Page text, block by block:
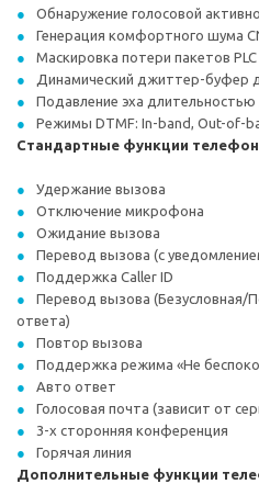
Обнаружение голосовой
Генерация комфортного шума
Маскировка потери пакетов PLC
Динамический джиттер-буфер
Подавление эха
Режимы DTMF: In-band, Out-of-
Стандартные функции
Удержание вызова
Отключение микрофона
Ожидание вызова
Перевод вызова (с
Поддержка Caller ID
Перевод вызова (Безусловная/
ответа)
Повтор вызова
Поддержка режима «Не
Авто ответ
Голосовая почта (зависит от
3-х сторонняя конференция
Горячая линия
Дополнительные функции